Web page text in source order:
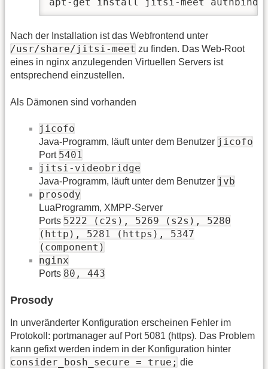
Nach der Installation ist das Webfrontend unter
/usr/share/jitsi-meet zu finden. Das Web-Root
eines in nginx anzulegenden Virtuellen Servers ist
entsprechend einzustellen.
Als Dämonen sind vorhanden
jicofo
Java-Programm, läuft unter dem Benutzer jicofo
Port 5401
jitsi-videobridge
Java-Programm, läuft unter dem Benutzer jvb
prosody
LuaProgramm, XMPP-Server
Ports 5222 (c2s), 5269 (s2s), 5280
(http), 5281 (https), 5347
(component)
nginx
Ports 80, 443
Prosody
In unveränderter Konfiguration erscheinen Fehler im
Protokoll: portmanager auf Port 5081 (https). Das Problem
kann gefixt werden indem in der Konfiguration hinter
consider_bosh_secure = true; die